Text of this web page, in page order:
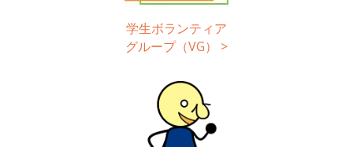
学生ボランティア
グループ（VG） >